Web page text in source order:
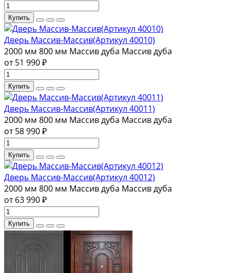
Купить
Дверь Массив-Массив(Артикул 40010)
2000 мм 800 мм Массив дуба Массив дуба
от 51 990 ₽
Купить
Дверь Массив-Массив(Артикул 40011)
2000 мм 800 мм Массив дуба Массив дуба
от 58 990 ₽
Купить
Дверь Массив-Массив(Артикул 40012)
2000 мм 800 мм Массив дуба Массив дуба
от 63 990 ₽
Купить